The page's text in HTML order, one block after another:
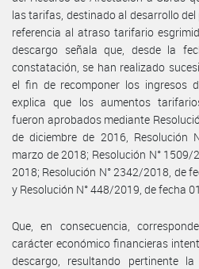
las tarifas, destinado al desarrollo
referencia al atraso tarifario
descargo señala que, desde la
constatación, se han realizado
el fin de recomponer los ingresos
explica que los aumentos
fueron aprobados mediante
de diciembre de 2016, Resolución
marzo de 2018; Resolución N°
2018; Resolución N° 2342/2018, de
y Resolución N° 448/2019, de fecha
Que, en consecuencia,
carácter económico financieras
descargo, resultando pertinente